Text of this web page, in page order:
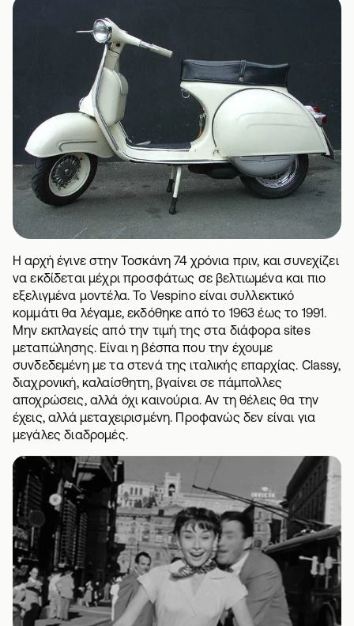
Η αρχή έγινε στην Τοσκάνη 74 χρόνια πριν, και συνεχίζει
να εκδίδεται μέχρι προσφάτως σε βελτιωμένα και πιο
εξελιγμένα μοντέλα. To Vespino είναι συλλεκτικό
κομμάτι θα λέγαμε, εκδόθηκε από το 1963 έως το 1991.
Μην εκπλαγείς από την τιμή της στα διάφορα sites
μεταπώλησης. Είναι η βέσπα που την έχουμε
συνδεδεμένη με τα στενά της ιταλικής επαρχίας. Classy,
διαχρονική, καλαίσθητη, βγαίνει σε πάμπολλες
αποχρώσεις, αλλά όχι καινούρια. Αν τη θέλεις θα την
έχεις, αλλά μεταχειρισμένη. Προφανώς δεν είναι για
μεγάλες διαδρομές.